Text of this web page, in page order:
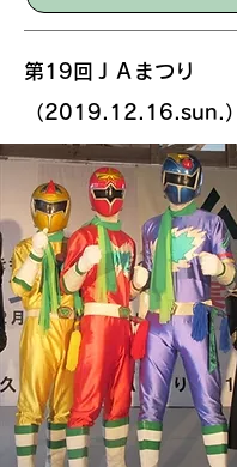
第19回ＪＡまつり
（2019.12.16.sun.）